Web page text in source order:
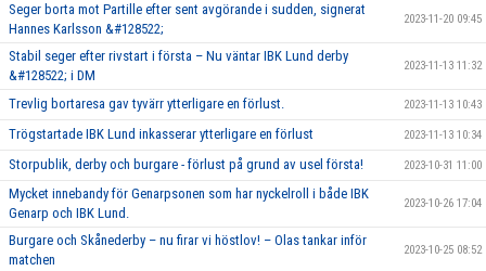
Seger borta mot Partille efter sent avgörande i sudden, signerat
Hannes Karlsson &#128522;
2023-11-20 09:45
Stabil seger efter rivstart i första – Nu väntar IBK Lund derby
&#128522; i DM
2023-11-13 11:32
Trevlig bortaresa gav tyvärr ytterligare en förlust. 2023-11-13 10:43
Trögstartade IBK Lund inkasserar ytterligare en förlust 2023-11-13 10:34
Storpublik, derby och burgare - förlust på grund av usel första! 2023-10-31 11:00
Mycket innebandy för Genarpsonen som har nyckelroll i både IBK
Genarp och IBK Lund.
2023-10-26 17:04
Burgare och Skånederby – nu firar vi höstlov! – Olas tankar inför
matchen
2023-10-25 08:52